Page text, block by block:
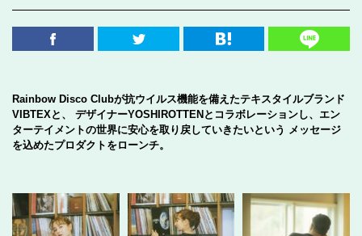
Rainbow Disco Clubが抗ウイルス機能を備えたテキスタイルブランド
VIBTEXと、 デザイナーYOSHIROTTENとコラボレーションし、エン
ターテイメントの世界に安心を取り戻していきたいという メッセージ
を込めたプロダクトをローンチ。